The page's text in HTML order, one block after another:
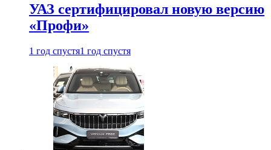
УАЗ сертифицировал новую версию
«Профи»
1 год спустя1 год спустя